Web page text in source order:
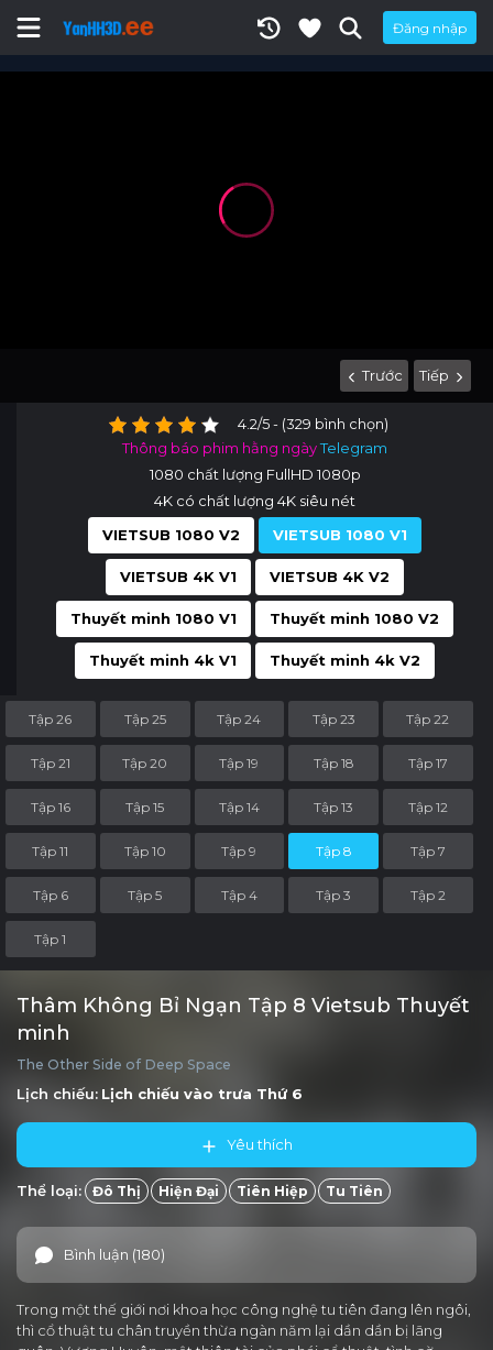
Đăng nhập
Trước Tiếp
4.2/5 - (329 bình chọn)
Thông báo phim hằng ngàyTelegram
1080 chất lượng FullHD 1080p
4K có chất lượng 4K siêu nét
VIETSUB 1080 V2
VIETSUB 1080 V1
VIETSUB 4K V1 VIETSUB 4K V2
Thuyết minh 1080 V1 Thuyết minh 1080 V2
Thuyết minh 4k V1 Thuyết minh 4k V2
Tập 26 Tập 25 Tập 24 Tập 23 Tập 22
Tập 21 Tập 20 Tập 19 Tập 18 Tập 17
Tập 16 Tập 15 Tập 14 Tập 13 Tập 12
Tập 11 Tập 10 Tập 9 Tập 8 Tập 7
Tập 6 Tập 5 Tập 4 Tập 3 Tập 2
Tập 1
Thâm Không Bỉ Ngạn Tập 8 Vietsub Thuyết
minh
The Other Side of Deep Space
Lịch chiếu: Lịch chiếu vào trưa Thứ 6
Yêu thích
Thể loại: Đô Thị Hiện Đại Tiên Hiệp Tu Tiên
Bình luận (180)
Trong một thế giới nơi khoa học công nghệ tu tiên đang lên ngôi,
thì cổ thuật tu chân truyền thừa ngàn năm lại dần dần bị lãng